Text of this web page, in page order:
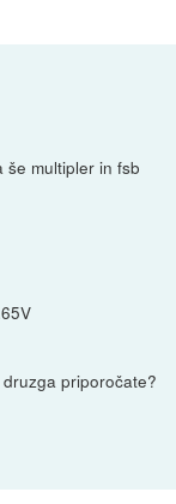
še multipler in fsb
priporočate?